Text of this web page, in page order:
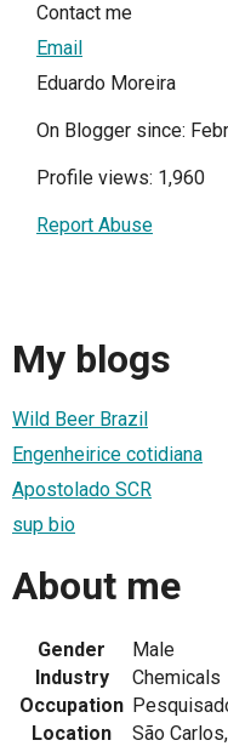
Contact me
Email
Eduardo Moreira
On Blogger since:
Profile views: 1,960
Report Abuse
My blogs
Wild Beer Brazil
Engenheirice cotidiana
Apostolado SCR
sup bio
About me
Gender
Male
Industry
Chemicals
Occupation
Location
São